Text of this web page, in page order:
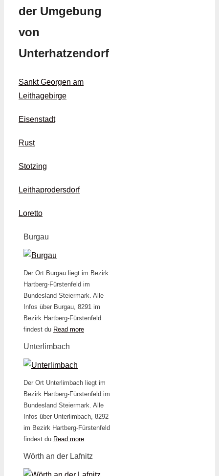
der Umgebung
von
Unterhatzendorf
Sankt Georgen am
Leithagebirge
Eisenstadt
Rust
Stotzing
Leithaprodersdorf
Loretto
Burgau
Der Ort Burgau liegt im Bezirk
Hartberg-Fürstenfeld im
Bundesland Steiermark. Alle
Infos über Burgau, 8291 im
Bezirk Hartberg-Fürstenfeld
findest du Read more
Unterlimbach
Der Ort Unterlimbach liegt im
Bezirk Hartberg-Fürstenfeld im
Bundesland Steiermark. Alle
Infos über Unterlimbach, 8292
im Bezirk Hartberg-Fürstenfeld
findest du Read more
Wörth an der Lafnitz